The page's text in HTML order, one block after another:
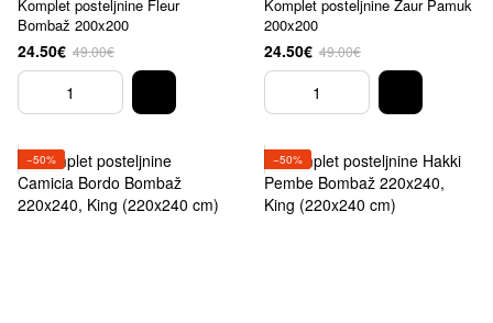
Komplet posteljnine Fleur
Bombaž 200x200
24.50€ 49.00€
Komplet posteljnine Zaur Pamuk
200x200
24.50€ 49.00€
−50% −50%